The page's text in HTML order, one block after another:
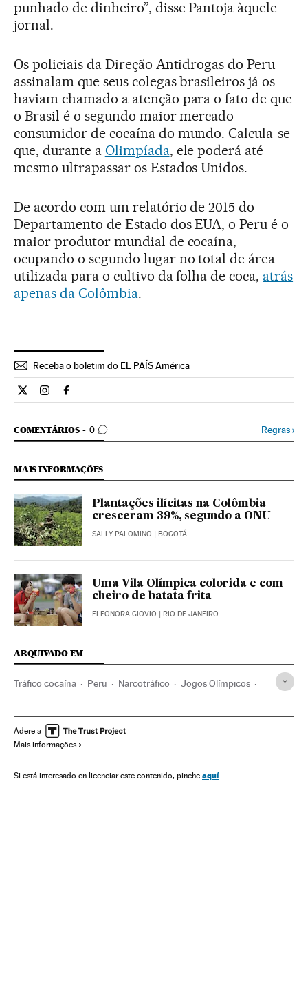
punhado de dinheiro”, disse Pantoja àquele
jornal.
Os policiais da Direção Antidrogas do Peru
assinalam que seus colegas brasileiros já os
haviam chamado a atenção para o fato de que
o Brasil é o segundo maior mercado
consumidor de cocaína do mundo. Calcula-se
que, durante a Olimpíada, ele poderá até
mesmo ultrapassar os Estados Unidos.
De acordo com um relatório de 2015 do
Departamento de Estado dos EUA, o Peru é o
maior produtor mundial de cocaína,
ocupando o segundo lugar no total de área
utilizada para o cultivo da folha de coca, atrás
apenas da Colômbia.
Receba o boletim do EL PAÍS América
Internacional El País Brasil en Twitter
Internacional El País Brasil en Instagram
Internacional El País Brasil en Facebook
COMENTÁRIOS 0
COMENTÁRIOS Regras›
MAIS INFORMAÇÕES
Plantações ilícitas na Colômbia
cresceram 39%, segundo a ONU
SALLY PALOMINO | BOGOTÁ
Uma Vila Olímpica colorida e com
cheiro de batata frita
ELEONORA GIOVIO | RIO DE JANEIRO
ARQUIVADO EM
Tráfico cocaína Peru Narcotráfico Jogos Olímpicos
América Latina Competições
Esportes Justiça
Adere a
Mais informações
Si está interesado en licenciar este contenido, pinche aquí